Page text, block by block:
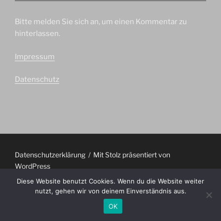
Bitte melden Sie sich an, um einen Kommentar zu
hinterlassen.
Impressum
Datenschutz
Datenschutzerklärung
Mit Stolz präsentiert von
WordPress
Diese Website benutzt Cookies. Wenn du die Website weiter
nutzt, gehen wir von deinem Einverständnis aus.
OK